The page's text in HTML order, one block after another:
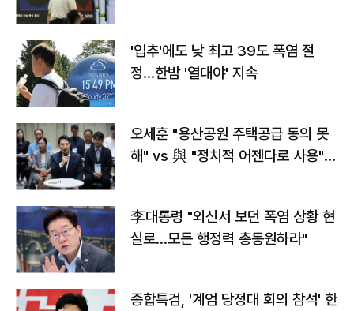
'입추'에도 낮 최고 39도 폭염 절
정…한밤 '열대야' 지속
오세훈 "용산공원 주택공급 동의 못
해" vs 與 "정치적 어젠다로 사용"
李대통령 "외신서 보던 폭염 상황 현
실로…모든 행정력 총동원하라"
종합특검, '계엄 당정대 회의 참석' 한